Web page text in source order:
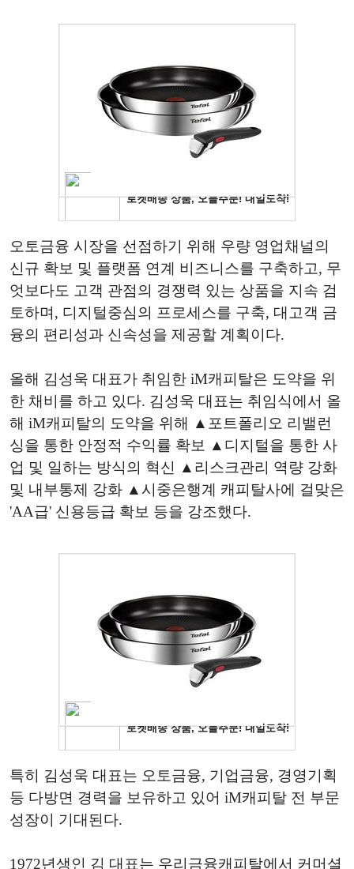
오토금융 시장을 선점하기 위해 우량 영업채널의
신규 확보 및 플랫폼 연계 비즈니스를 구축하고, 무
엇보다도 고객 관점의 경쟁력 있는 상품을 지속 검
토하며, 디지털중심의 프로세스를 구축, 대고객 금
융의 편리성과 신속성을 제공할 계획이다.
올해 김성욱 대표가 취임한 iM캐피탈은 도약을 위
한 채비를 하고 있다. 김성욱 대표는 취임식에서 올
해 iM캐피탈의 도약을 위해 ▲포트폴리오 리밸런
싱을 통한 안정적 수익률 확보 ▲디지털을 통한 사
업 및 일하는 방식의 혁신 ▲리스크관리 역량 강화
및 내부통제 강화 ▲시중은행계 캐피탈사에 걸맞은
'AA급' 신용등급 확보 등을 강조했다.
특히 김성욱 대표는 오토금융, 기업금융, 경영기획
등 다방면 경력을 보유하고 있어 iM캐피탈 전 부문
성장이 기대된다.
1972년생인 김 대표는 우리금융캐피탈에서 커머셜